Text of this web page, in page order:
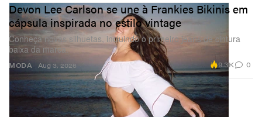
MODA
Devon Lee Carlson se une à Frankies Bikinis em
cápsula inspirada no estilo vintage
Conheça novas silhuetas, incluindo o primeiro jeans de cintura
baixa da marca.
Aug 3, 2026 9.3K 0